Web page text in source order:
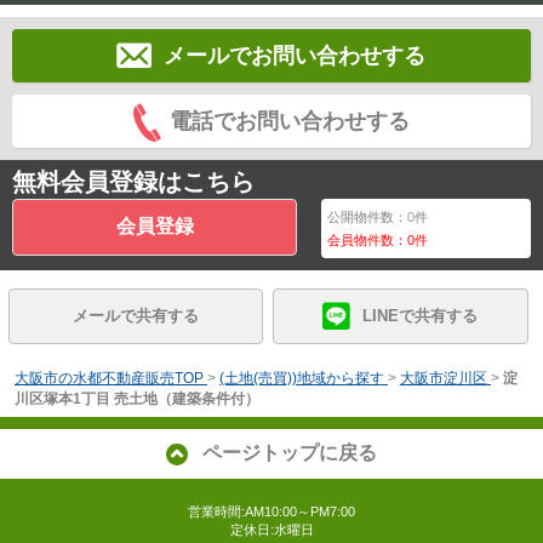
メールでお問い合わせする
電話でお問い合わせする
無料会員登録はこちら
会員登録 公開物件数：0件
会員物件数：0件
メールで共有する LINEで共有する
大阪市の水都不動産販売TOP > (土地(売買))地域から探す > 大阪市淀川区 > 淀
川区塚本1丁目 売土地（建築条件付）
ページトップに戻る
営業時間:AM10:00～PM7:00
定休日:水曜日